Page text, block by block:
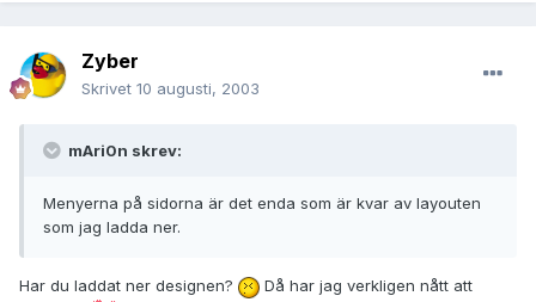
Zyber
Skrivet 10 augusti, 2003
mAri0n skrev:
Menyerna på sidorna är det enda som är kvar av layouten
som jag ladda ner.
Har du laddat ner designen?
Då har jag verkligen nått att